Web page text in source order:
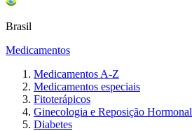
Brasil
Medicamentos
Medicamentos A-Z
Medicamentos especiais
Fitoterápicos
Ginecologia e Reposição Hormonal
Diabetes